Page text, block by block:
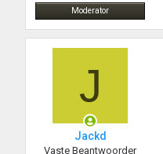
Moderator
J
Jackd
Vaste Beantwoorder